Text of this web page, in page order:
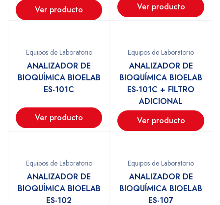
Ver producto
Ver producto
Equipos de Laboratorio
ANALIZADOR DE
BIOQUÍMICA BIOELAB
ES-101C
Ver producto
Equipos de Laboratorio
ANALIZADOR DE
BIOQUÍMICA BIOELAB
ES-101C + FILTRO
ADICIONAL
Ver producto
Equipos de Laboratorio
ANALIZADOR DE
BIOQUÍMICA BIOELAB
ES-102
Equipos de Laboratorio
ANALIZADOR DE
BIOQUÍMICA BIOELAB
ES-107